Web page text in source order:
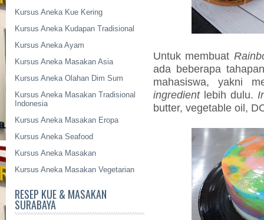
Kursus Aneka Kue Kering
Kursus Aneka Kudapan Tradisional
Kursus Aneka Ayam
Kursus Aneka Masakan Asia
Kursus Aneka Olahan Dim Sum
Kursus Aneka Masakan Tradisional
Indonesia
Kursus Aneka Masakan Eropa
Kursus Aneka Seafood
Kursus Aneka Masakan
Kursus Aneka Masakan Vegetarian
RESEP KUE & MASAKAN
SURABAYA
Untuk membuat
ada beberapa
mahasiswa, yakni
ingredientlebih dulu.
butter, vegetable oil,